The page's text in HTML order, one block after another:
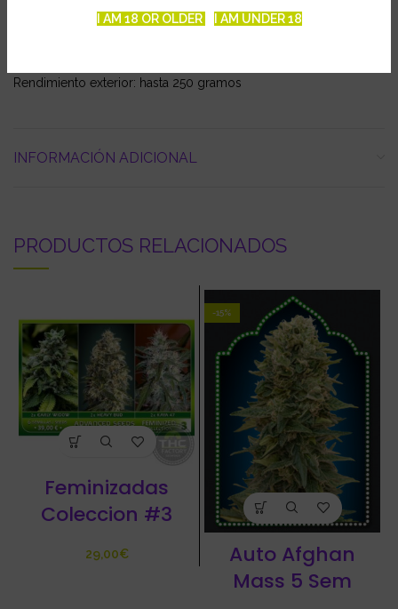
I AM 18 OR OLDER I AM UNDER 18
Rendimiento exterior: hasta 250 gramos
INFORMACIÓN ADICIONAL
PRODUCTOS RELACIONADOS
Feminizadas
Coleccion #3
€
-15%
Auto Afghan
Mass 5 Sem